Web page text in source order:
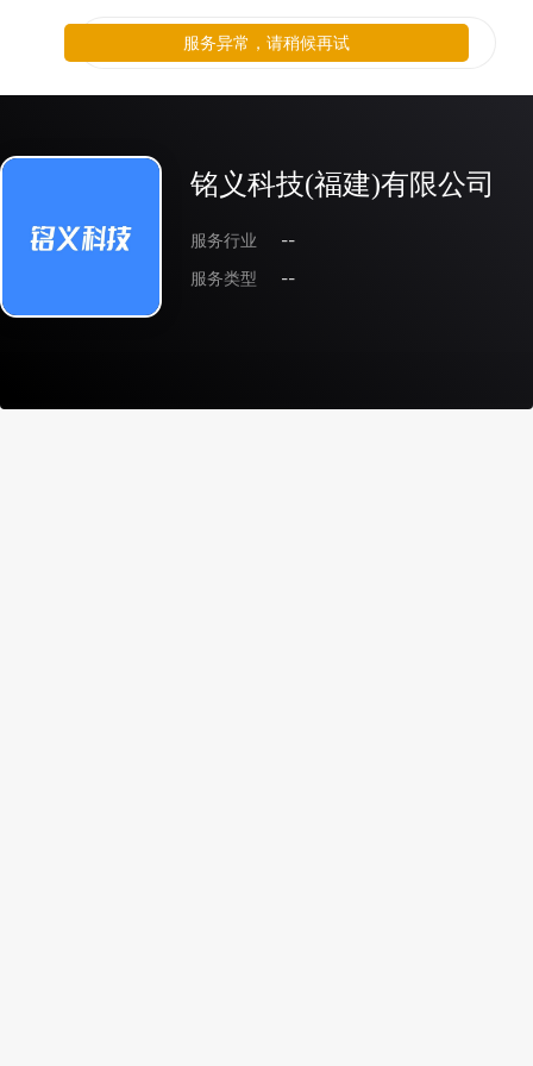
铭义科技(福建)有限公司
服务行业
--
服务类型
--
服务异常，请稍候再试